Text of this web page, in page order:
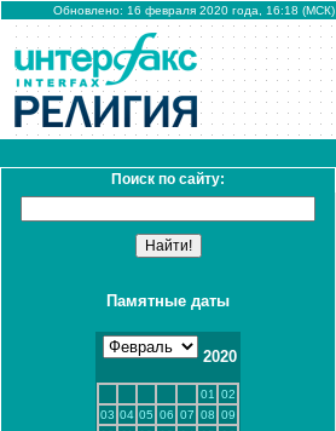
Обновлено: 16 февраля 2020 года, 16:18 (МСК)
Поиск по сайту:
Памятные даты
2020
01
02
03 04 05 06 07 08 09